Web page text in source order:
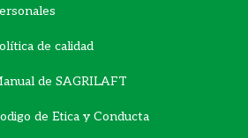
de calidad
de SAGRILAFT
de Etica y Conducta